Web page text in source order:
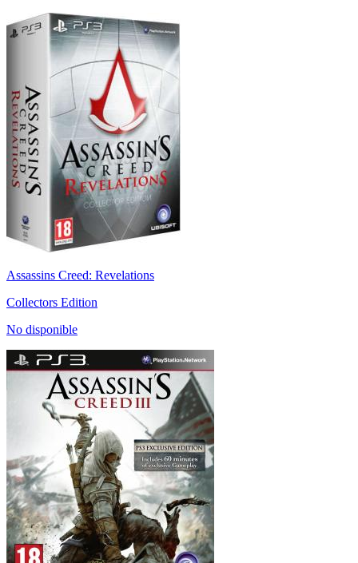
Assassins Creed: Revelations
Collectors Edition
No disponible